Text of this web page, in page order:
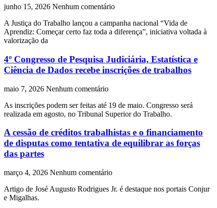
junho 15, 2026 Nenhum comentário
A Justiça do Trabalho lançou a campanha nacional “Vida de
Aprendiz: Começar certo faz toda a diferença”, iniciativa voltada à
valorização da
4º Congresso de Pesquisa Judiciária, Estatística e
Ciência de Dados recebe inscrições de trabalhos
maio 7, 2026 Nenhum comentário
As inscrições podem ser feitas até 19 de maio. Congresso será
realizada em agosto, no Tribunal Superior do Trabalho.
A cessão de créditos trabalhistas e o financiamento
de disputas como tentativa de equilibrar as forças
das partes
março 4, 2026 Nenhum comentário
Artigo de José Augusto Rodrigues Jr. é destaque nos portais Conjur
e Migalhas.